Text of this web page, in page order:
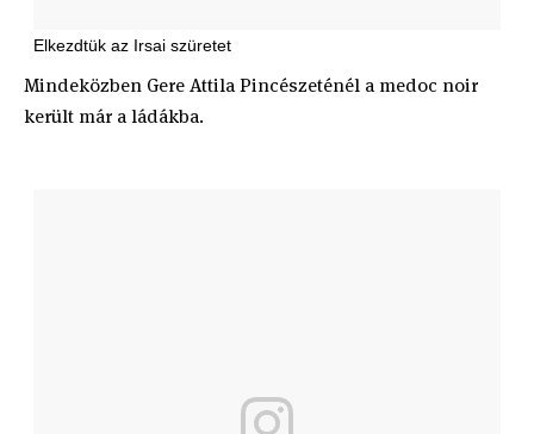
Elkezdtük az Irsai szüretet
Mindeközben Gere Attila Pincészeténél a medoc noir
került már a ládákba.